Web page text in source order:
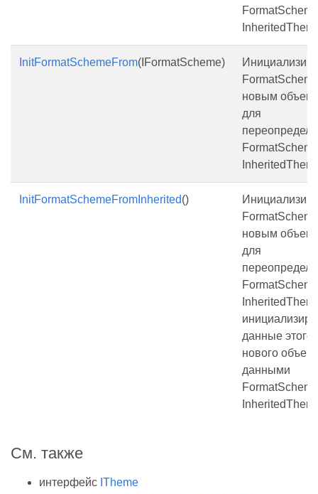
InitFormatSchemeFrom(IFormatScheme)
новым
для
InitFormatSchemeFromInherited()
новым
для
данные этого
нового
данными
См. также
интерфейс ITheme